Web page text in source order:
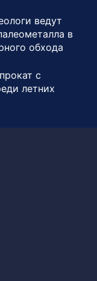
ведут
в
обхода
с
летних